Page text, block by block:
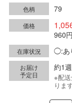
色柄 79
価格
960円
在庫状況 ◯:あ
お届け
予定日
約1
※配
りま